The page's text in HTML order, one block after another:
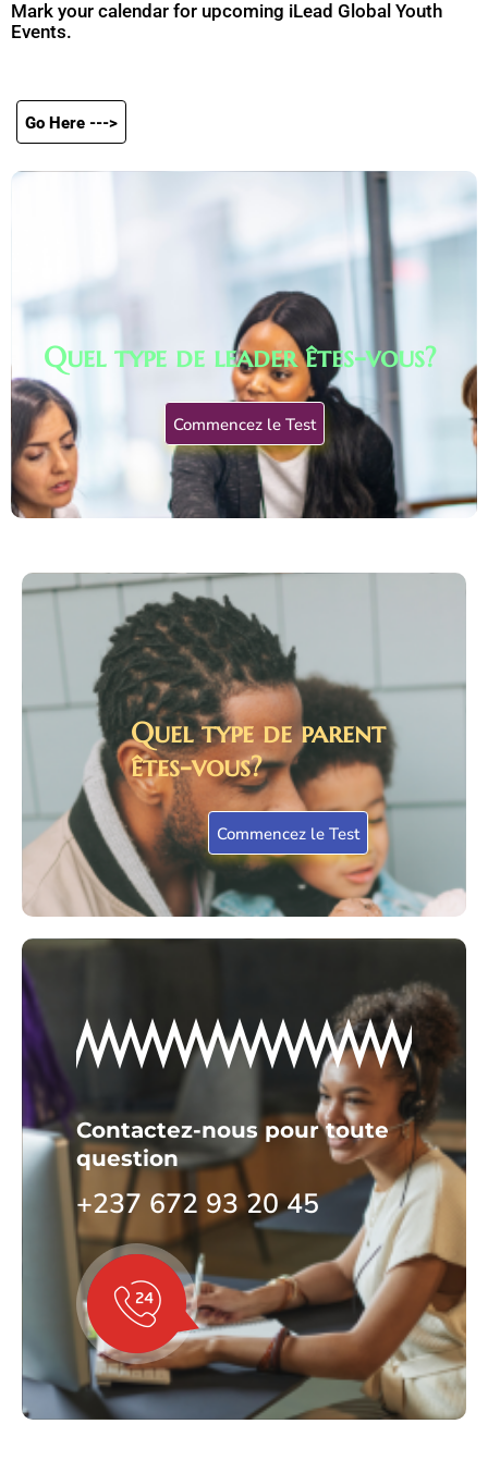
Mark your calendar for upcoming iLead Global Youth
Events.
Go Here --->
Quel type de leader êtes-vous?
Commencez le Test
Quel type de parent
êtes-vous?
Commencez le Test
Contactez-nous pour toute
question
+237 672 93 20 45